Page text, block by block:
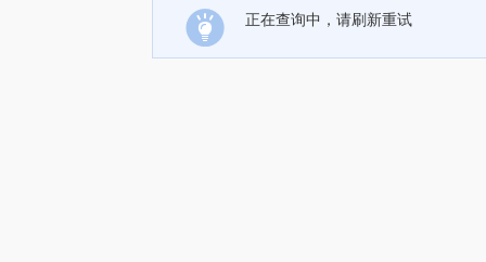
正在查询中，请刷新重试